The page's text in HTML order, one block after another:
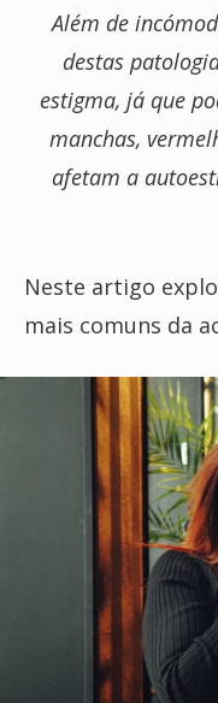
Além de
destas
estigma, já que
manchas,
afetam a
Neste artigo
mais comuns da